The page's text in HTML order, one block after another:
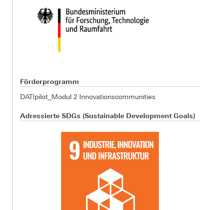
Förderprogramm
DATIpilot_Modul 2 Innovationscommunities
Adressierte SDGs (Sustainable Development Goals)